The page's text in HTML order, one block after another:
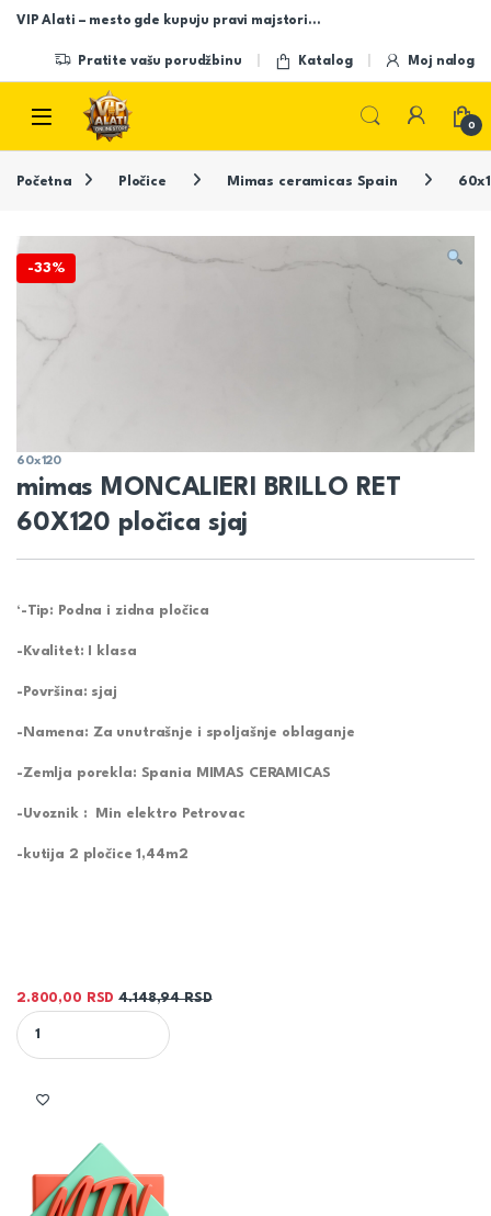
Skip to navigation
Skip to content
VIP Alati – mesto gde kupuju pravi majstori…
Pratite vašu porudžbinu Katalog Moj nalog
Open
0
Početna Pločice Mimas ceramicas Spain
-33%
60x120
mimas MONCALIERI BRILLO RET
60X120 pločica sjaj
‘-Tip: Podna i zidna pločica
-Kvalitet: I klasa
-Površina: sjaj
-Namena: Za unutrašnje i spoljašnje oblaganje
-Zemlja porekla: Spania MIMAS CERAMICAS
-Uvoznik : Min elektro Petrovac
-kutija 2 pločice 1,44m2
2.800,00 RSD 4.148,94RSD
mimas MONCALIERI BRILLO RET 60X120 pločica sjaj quantity